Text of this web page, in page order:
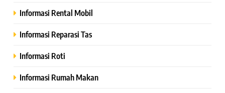
Informasi Rental Mobil
Informasi Reparasi Tas
Informasi Roti
Informasi Rumah Makan